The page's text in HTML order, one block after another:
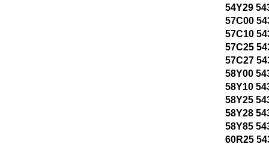
54Y29
57C00
57C10
57C25
57C27
58Y00
58Y10
58Y25
58Y28
58Y85
60R25